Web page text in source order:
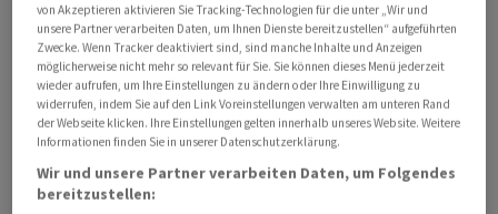
Der italienische Staat hat sich die Möglichkeit zum
Einstieg in das Festnetz-Geschäft von Telecom Italia
gesichert. Wie das Finanzministerium am Donnerstag
mitteilte, wurde eine entsprechende Absichtserklärung
mit dem US-Finanzinvestor KKR unterzeichnet.
von Akzeptieren aktivieren Sie Tracking-Technologien für die unter „Wir und
unsere Partner verarbeiten Daten, um Ihnen Dienste bereitzustellen“ aufgeführten
Zwecke. Wenn Tracker deaktiviert sind, sind manche Inhalte und Anzeigen
möglicherweise nicht mehr so relevant für Sie. Sie können dieses Menü jederzeit
wieder aufrufen, um Ihre Einstellungen zu ändern oder Ihre Einwilligung zu
widerrufen, indem Sie auf den Link Voreinstellungen verwalten am unteren Rand
der Webseite klicken. Ihre Einstellungen gelten innerhalb unseres Website. Weitere
Informationen finden Sie in unserer Datenschutzerklärung.
Wir und unsere Partner verarbeiten Daten, um Folgendes
bereitzustellen: